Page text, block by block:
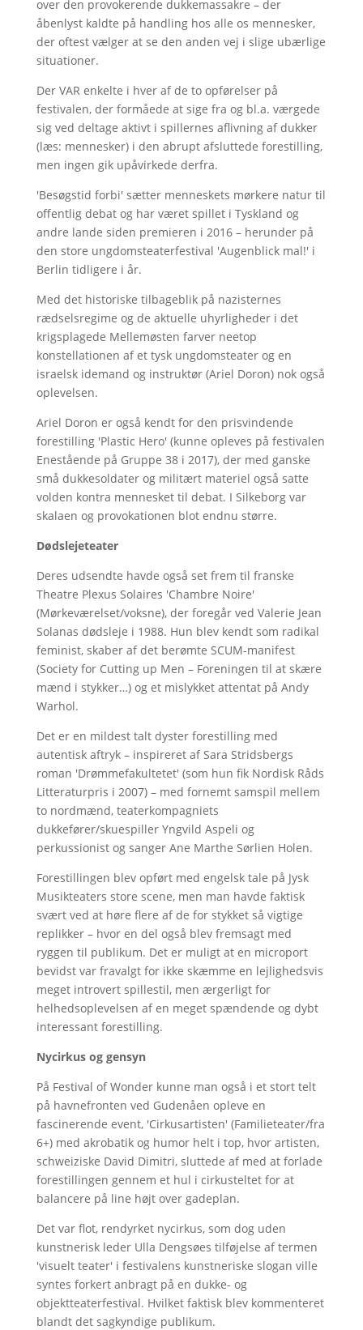
over den provokerende dukkemassakre – der
åbenlyst kaldte på handling hos alle os mennesker,
der oftest vælger at se den anden vej i slige ubærlige
situationer.
Der VAR enkelte i hver af de to opførelser på
festivalen, der formåede at sige fra og bl.a. værgede
sig ved deltage aktivt i spillernes aflivning af dukker
(læs: mennesker) i den abrupt afsluttede forestilling,
men ingen gik upåvirkede derfra.
'Besøgstid forbi' sætter menneskets mørkere natur til
offentlig debat og har været spillet i Tyskland og
andre lande siden premieren i 2016 – herunder på
den store ungdomsteaterfestival 'Augenblick mal!' i
Berlin tidligere i år.
Med det historiske tilbageblik på nazisternes
rædselsregime og de aktuelle uhyrligheder i det
krigsplagede Mellemøsten farver neetop
konstellationen af et tysk ungdomsteater og en
israelsk idemand og instruktør (Ariel Doron) nok også
oplevelsen.
Ariel Doron er også kendt for den prisvindende
forestilling 'Plastic Hero' (kunne opleves på festivalen
Enestående på Gruppe 38 i 2017), der med ganske
små dukkesoldater og militært materiel også satte
volden kontra mennesket til debat. I Silkeborg var
skalaen og provokationen blot endnu større.
Dødslejeteater
Deres udsendte havde også set frem til franske
Theatre Plexus Solaires 'Chambre Noire'
(Mørkeværelset/voksne), der foregår ved Valerie Jean
Solanas dødsleje i 1988. Hun blev kendt som radikal
feminist, skaber af det berømte SCUM-manifest
(Society for Cutting up Men – Foreningen til at skære
mænd i stykker…) og et mislykket attentat på Andy
Warhol.
Det er en mildest talt dyster forestilling med
autentisk aftryk – inspireret af Sara Stridsbergs
roman 'Drømmefakultetet' (som hun fik Nordisk Råds
Litteraturpris i 2007) – med fornemt samspil mellem
to nordmænd, teaterkompagniets
dukkefører/skuespiller Yngvild Aspeli og
perkussionist og sanger Ane Marthe Sørlien Holen.
Forestillingen blev opført med engelsk tale på Jysk
Musikteaters store scene, men man havde faktisk
svært ved at høre flere af de for stykket så vigtige
replikker – hvor en del også blev fremsagt med
ryggen til publikum. Det er muligt at en microport
bevidst var fravalgt for ikke skæmme en lejlighedsvis
meget introvert spillestil, men ærgerligt for
helhedsoplevelsen af en meget spændende og dybt
interessant forestilling.
Nycirkus og gensyn
På Festival of Wonder kunne man også i et stort telt
på havnefronten ved Gudenåen opleve en
fascinerende event, 'Cirkusartisten' (Familieteater/fra
6+) med akrobatik og humor helt i top, hvor artisten,
schweiziske David Dimitri, sluttede af med at forlade
forestillingen gennem et hul i cirkusteltet for at
balancere på line højt over gadeplan.
Det var flot, rendyrket nycirkus, som dog uden
kunstnerisk leder Ulla Dengsøes tilføjelse af termen
'visuelt teater' i festivalens kunstneriske slogan ville
syntes forkert anbragt på en dukke- og
objektteaterfestival. Hvilket faktisk blev kommenteret
blandt det sagkyndige publikum.